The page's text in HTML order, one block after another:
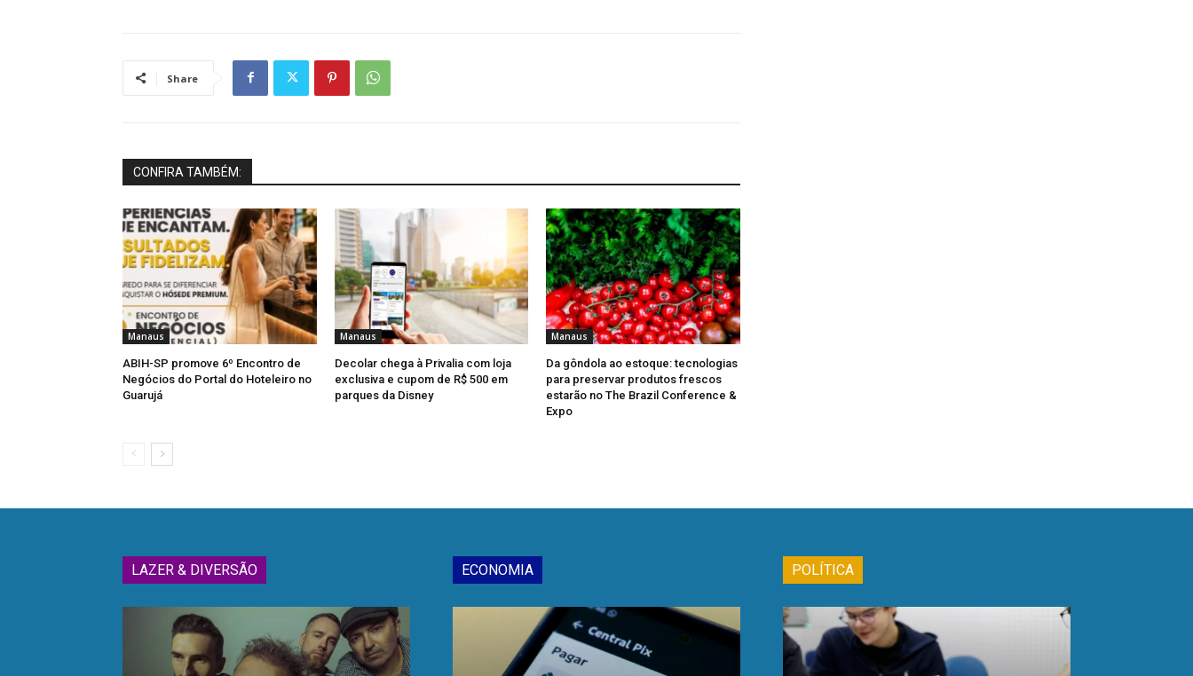
Share
CONFIRA TAMBÉM:
Manaus
ABIH-SP promove 6º Encontro de
Negócios do Portal do Hoteleiro no
Guarujá
Manaus
Decolar chega à Privalia com loja
exclusiva e cupom de R$ 500 em
parques da Disney
Manaus
Da gôndola ao estoque: tecnologias
para preservar produtos frescos
estarão no The Brazil Conference &
Expo
LAZER & DIVERSÃO ECONOMIA POLÍTICA